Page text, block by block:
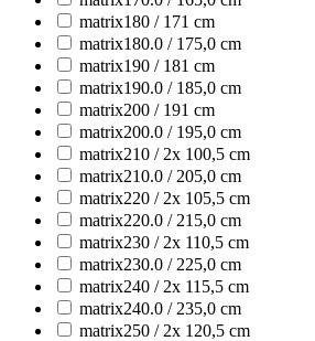
matrix180 / 171 cm
matrix180.0 / 175,0 cm
matrix190 / 181 cm
matrix190.0 / 185,0 cm
matrix200 / 191 cm
matrix200.0 / 195,0 cm
matrix210 / 2x 100,5 cm
matrix210.0 / 205,0 cm
matrix220 / 2x 105,5 cm
matrix220.0 / 215,0 cm
matrix230 / 2x 110,5 cm
matrix230.0 / 225,0 cm
matrix240 / 2x 115,5 cm
matrix240.0 / 235,0 cm
matrix250 / 2x 120,5 cm